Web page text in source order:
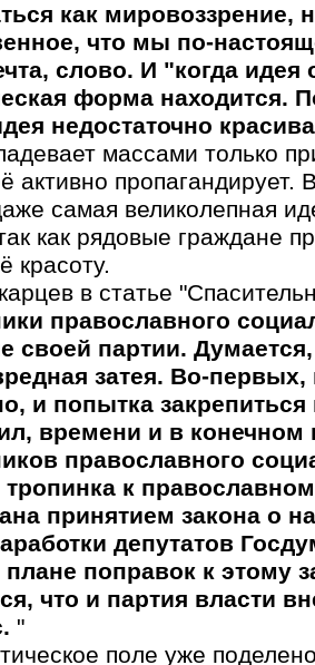
как мировоззрение,
что мы по-
слово. И "когда
форма находится.
недостаточно
массами только
активно пропагандирует.
самая великолепная
как рядовые граждане
красоту.
в статье
православного
своей партии.
затея. Во-первых,
и попытка закрепиться
времени и в конечном
православного
к
принятием закона о
депутатов
поправок к этому
что и партия власти
"
поле уже